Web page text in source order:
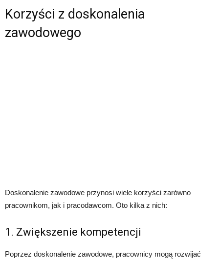
Korzyści z doskonalenia
zawodowego
Doskonalenie zawodowe przynosi wiele korzyści zarówno
pracownikom, jak i pracodawcom. Oto kilka z nich:
1. Zwiększenie kompetencji
Poprzez doskonalenie zawodowe, pracownicy mogą rozwijać